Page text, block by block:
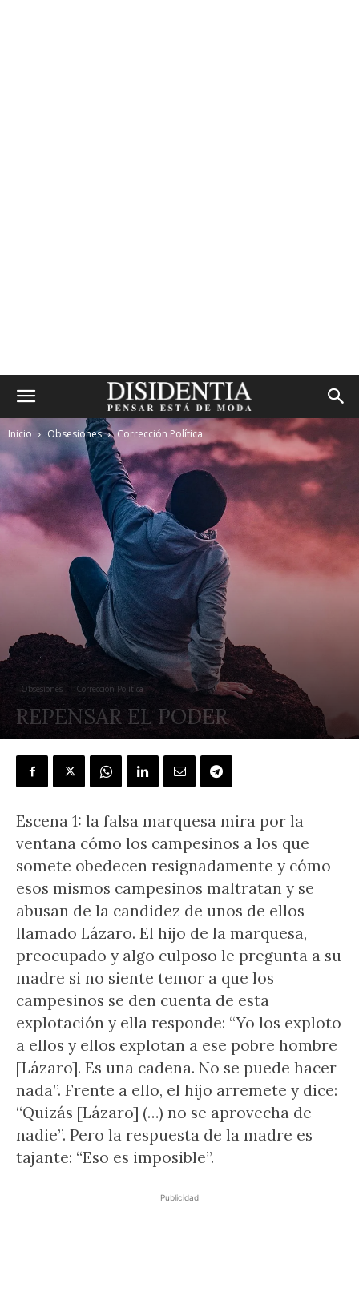
Inicio Obsesiones Corrección Política
Obsesiones Corrección Política
REPENSAR EL PODER
POR DANTE AUGUSTO PALMA - 4 abril, 2019
Escena 1: la falsa marquesa mira por la
ventana cómo los campesinos a los que
somete obedecen resignadamente y cómo
esos mismos campesinos maltratan y se
abusan de la candidez de unos de ellos
llamado Lázaro. El hijo de la marquesa,
preocupado y algo culposo le pregunta a su
madre si no siente temor a que los
campesinos se den cuenta de esta
explotación y ella responde: “Yo los exploto
a ellos y ellos explotan a ese pobre hombre
[Lázaro]. Es una cadena. No se puede hacer
nada”. Frente a ello, el hijo arremete y dice:
“Quizás [Lázaro] (…) no se aprovecha de
nadie”. Pero la respuesta de la madre es
tajante: “Eso es imposible”.
Publicidad